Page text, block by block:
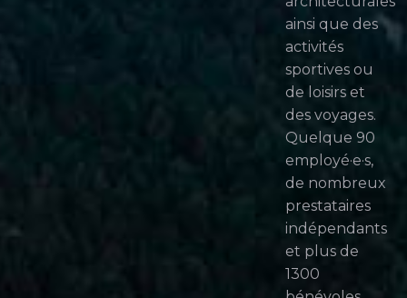
ainsi que des
activités
sportives ou
de loisirs et
des voyages.
Quelque 90
employé·e·s,
de nombreux
prestataires
indépendants
et plus de
1300